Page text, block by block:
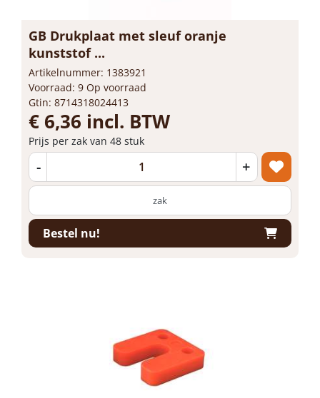
GB Drukplaat met sleuf oranje
kunststof ...
Artikelnummer: 1383921
Voorraad: 9 Op voorraad
Gtin: 8714318024413
€ 6,36 incl. BTW
Prijs per zak van 48 stuk
- +
zak
Bestel nu!